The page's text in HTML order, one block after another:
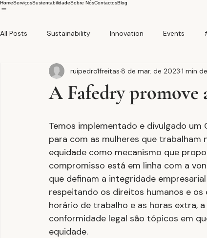
HomeServiçosSustentabilidadeSobre NósContactosBlog
All Posts Sustainability Innovation Events
A Fafedry promove
ruipedro1freitas 8 de mar. de 2023 1 min
Temos implementado e divulgado
para com as mulheres que trabalham
equidade como mecanismo que
compromisso está em linha com a
que definam a integridade
respeitando os direitos humanos e
horário de trabalho e as horas extra,
conformidade legal são tópicos em
equidade.